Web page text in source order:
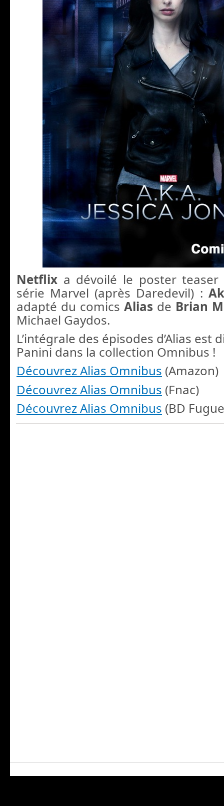
Netflix a dévoilé le poster
série Marvel (après Daredevil) :
adapté du comics Alias de Brian
Michael Gaydos.
L’intégrale des épisodes d’Alias est
Panini dans la collection Omnibus !
Découvrez Alias Omnibus (Amazon)
Découvrez Alias Omnibus (Fnac)
Découvrez Alias Omnibus (BD